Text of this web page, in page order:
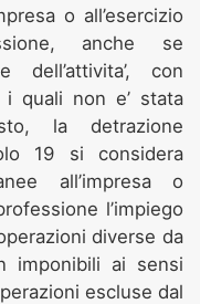
o all’esercizio
anche se
dell’attivita’, con
quali non e’ stata
la detrazione
19 si considera
all’impresa o
l’impiego
diverse da
imponibili ai sensi
escluse dal